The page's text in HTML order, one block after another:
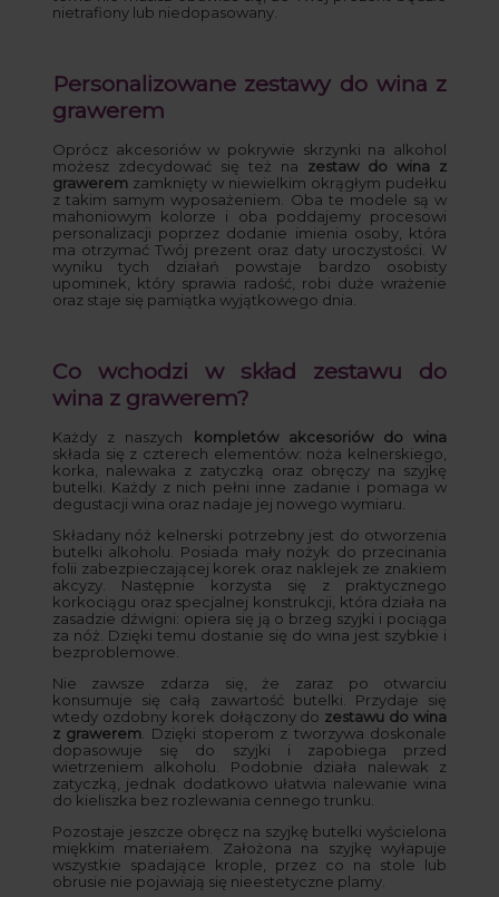
nietrafiony lub niedopasowany.
Personalizowane zestawy do wina z
grawerem
Oprócz akcesoriów w pokrywie skrzynki na alkohol
możesz zdecydować się też na zestaw do wina z
graweremzamknięty w niewielkim okrągłym pudełku
z takim samym wyposażeniem. Oba te modele są w
mahoniowym kolorze i oba poddajemy procesowi
personalizacji poprzez dodanie imienia osoby, która
ma otrzymać Twój prezent oraz daty uroczystości. W
wyniku tych działań powstaje bardzo osobisty
upominek, który sprawia radość, robi duże wrażenie
oraz staje się pamiątka wyjątkowego dnia.
Co wchodzi w skład zestawu do
wina z grawerem?
Każdy z naszych kompletów akcesoriów do wina
składa się z czterech elementów: noża kelnerskiego,
korka, nalewaka z zatyczką oraz obręczy na szyjkę
butelki. Każdy z nich pełni inne zadanie i pomaga w
degustacji wina oraz nadaje jej nowego wymiaru.
Składany nóż kelnerski potrzebny jest do otworzenia
butelki alkoholu. Posiada mały nożyk do przecinania
folii zabezpieczającej korek oraz naklejek ze znakiem
akcyzy. Następnie korzysta się z praktycznego
korkociągu oraz specjalnej konstrukcji, która działa na
zasadzie dźwigni: opiera się ją o brzeg szyjki i pociąga
za nóż. Dzięki temu dostanie się do wina jest szybkie i
bezproblemowe.
Nie zawsze zdarza się, że zaraz po otwarciu
konsumuje się całą zawartość butelki. Przydaje się
wtedy ozdobny korek dołączony do zestawu do wina
z grawerem. Dzięki stoperom z tworzywa doskonale
dopasowuje się do szyjki i zapobiega przed
wietrzeniem alkoholu. Podobnie działa nalewak z
zatyczką, jednak dodatkowo ułatwia nalewanie wina
do kieliszka bez rozlewania cennego trunku.
Pozostaje jeszcze obręcz na szyjkę butelki wyścielona
miękkim materiałem. Założona na szyjkę wyłapuje
wszystkie spadające krople, przez co na stole lub
obrusie nie pojawiają się nieestetyczne plamy.